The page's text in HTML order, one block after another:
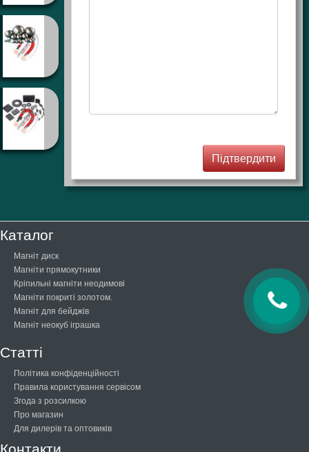
Каталог
Магніт диск
Магніти прямокутники
Кріпильні магніти неодимові
Магніти покриті золотом.
Магніт для бейджів
Магніт неокуб іграшка
Статті
Політика конфіденційності
Правила користування сервісом
Згода з розсилкою
Про магазин
Для дилерів та оптовиків